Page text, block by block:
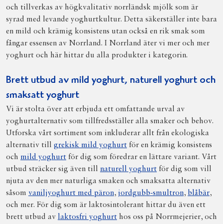
och tillverkas av högkvalitativ norrländsk mjölk som är
syrad med levande yoghurtkultur. Detta säkerställer inte bara
en mild och krämig konsistens utan också en rik smak som
fångar essensen av Norrland. I Norrland äter vi mer och mer
yoghurt och här hittar du alla produkter i kategorin.
Brett utbud av mild yoghurt, naturell yoghurt och
smaksatt yoghurt
Vi är stolta över att erbjuda ett omfattande urval av
yoghurtalternativ som tillfredsställer alla smaker och behov.
Utforska vårt sortiment som inkluderar allt från ekologiska
alternativ till grekisk mild yoghurt för en krämig konsistens
och mild yoghurt för dig som föredrar en lättare variant. Vårt
utbud sträcker sig även till naturell yoghurt för dig som vill
njuta av den mer naturliga smaken och smaksatta alternativ
såsom vaniljyoghurt med päron, jordgubb-smultron, blåbär,
och mer. För dig som är laktosintolerant hittar du även ett
brett utbud av laktosfri yoghurt hos oss på Norrmejerier, och